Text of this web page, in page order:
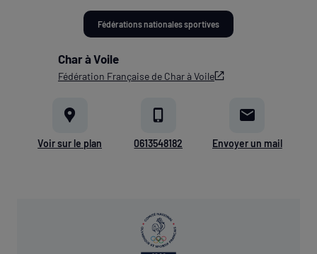
Char à Voile
Fédération Française de Char à Voile
Fédérations nationales sportives
Voir sur le plan 0613548182 Envoyer un mail